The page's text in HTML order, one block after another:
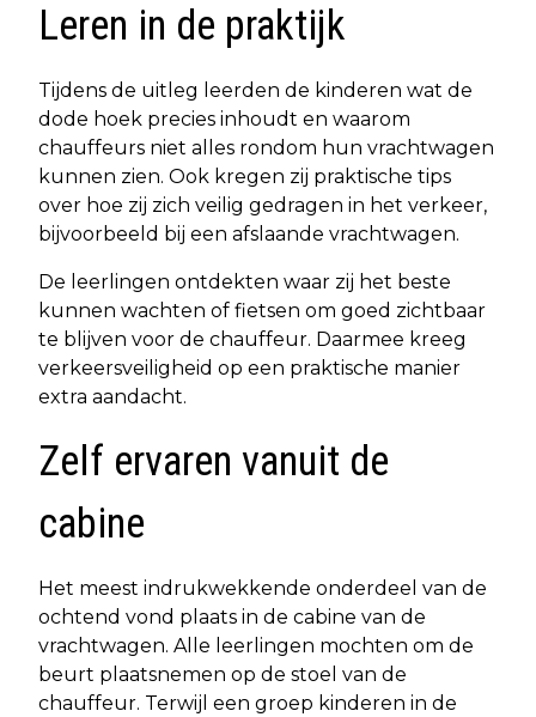
Leren in de praktijk
Tijdens de uitleg leerden de kinderen wat de
dode hoek precies inhoudt en waarom
chauffeurs niet alles rondom hun vrachtwagen
kunnen zien. Ook kregen zij praktische tips
over hoe zij zich veilig gedragen in het verkeer,
bijvoorbeeld bij een afslaande vrachtwagen.
De leerlingen ontdekten waar zij het beste
kunnen wachten of fietsen om goed zichtbaar
te blijven voor de chauffeur. Daarmee kreeg
verkeersveiligheid op een praktische manier
extra aandacht.
Zelf ervaren vanuit de
cabine
Het meest indrukwekkende onderdeel van de
ochtend vond plaats in de cabine van de
vrachtwagen. Alle leerlingen mochten om de
beurt plaatsnemen op de stoel van de
chauffeur. Terwijl een groep kinderen in de